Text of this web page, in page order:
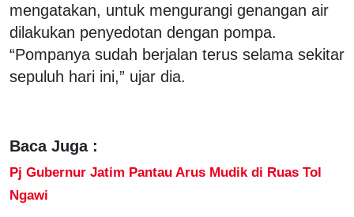
mengatakan, untuk mengurangi genangan air
dilakukan penyedotan dengan pompa.
“Pompanya sudah berjalan terus selama sekitar
sepuluh hari ini,” ujar dia.
Baca Juga :
Pj Gubernur Jatim Pantau Arus Mudik di Ruas Tol
Ngawi